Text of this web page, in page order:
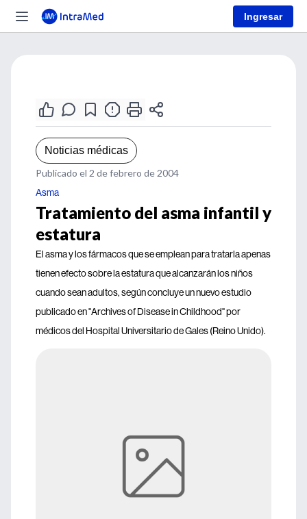
Ingresar
Noticias médicas
Publicado el 2 de febrero de 2004
Asma
Tratamiento del asma infantil y
estatura
El asma y los fármacos que se emplean para tratarla apenas
tienen efecto sobre la estatura que alcanzarán los niños
cuando sean adultos, según concluye un nuevo estudio
publicado en "Archives of Disease in Childhood" por
médicos del Hospital Universitario de Gales (Reino Unido).